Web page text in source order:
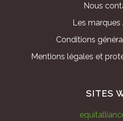
Nous
Les marques
Conditions
Mentions légales et
SITES